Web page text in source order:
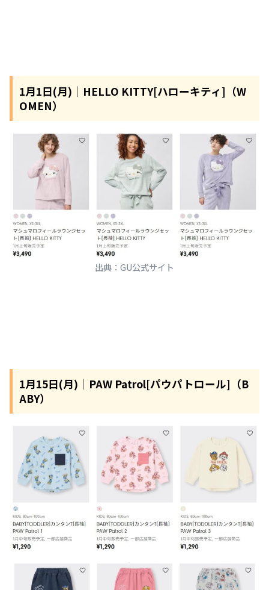
1月1日(月)｜HELLO KITTY[ハローキティ]（W
OMEN）
出典：GU公式サイト
1月15日(月)｜PAW Patrol[パウパトロール]（B
ABY）